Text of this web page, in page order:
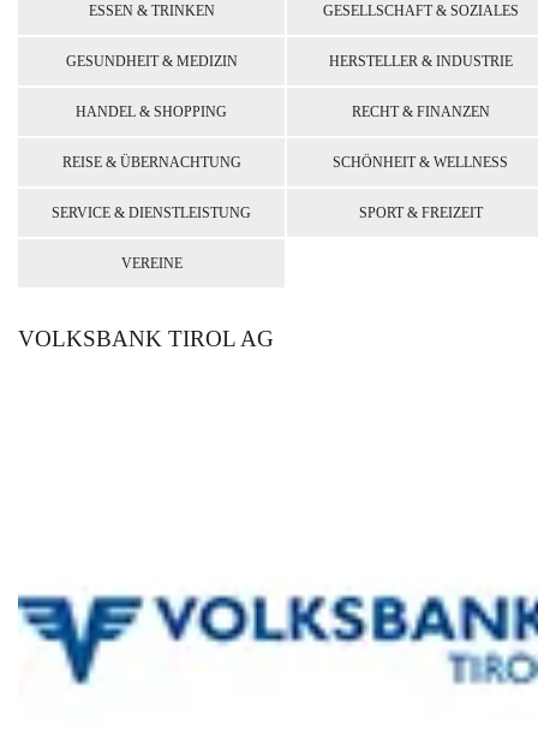
ESSEN & TRINKEN GESELLSCHAFT & SOZIALES
GESUNDHEIT & MEDIZIN HERSTELLER & INDUSTRIE
HANDEL & SHOPPING RECHT & FINANZEN
REISE & ÜBERNACHTUNG SCHÖNHEIT & WELLNESS
SERVICE & DIENSTLEISTUNG SPORT & FREIZEIT
VEREINE
VOLKSBANK TIROL AG